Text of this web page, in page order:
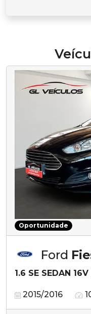
Oportunidade
Ford
1.6 SE SEDAN
2015/2016